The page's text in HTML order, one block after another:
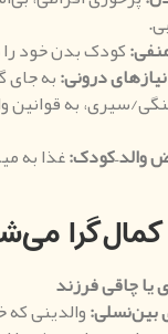
:کودک بدن خود را
درونی:به
سیری، به قوانین
والد–کودک:غذا به
کمال‌گرا
یا چاقی فرزند
بین‌نسلی:والدینی